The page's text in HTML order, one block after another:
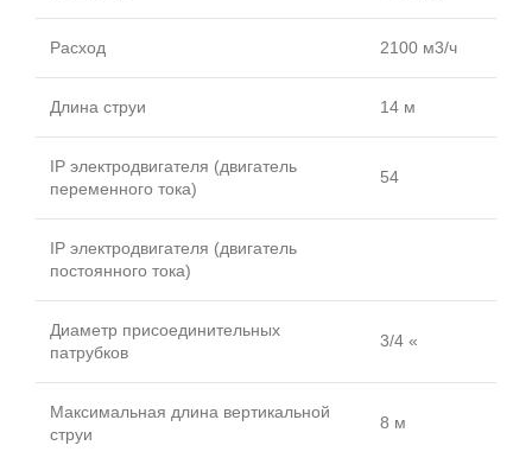
Расход 2100 м3/ч
Длина струи 14 м
IP электродвигателя (двигатель
переменного тока)
54
IP электродвигателя (двигатель
постоянного тока)
Диаметр присоединительных
патрубков
3/4 «
Максимальная длина вертикальной
струи
8 м